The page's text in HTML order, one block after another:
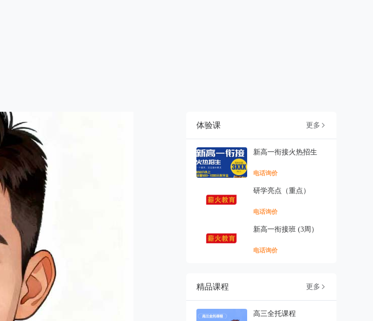
体验课 更多 
新高一衔接火热招生
电话询价
研学亮点（重点）
电话询价
新高一衔接班 (3周）
电话询价
精品课程 更多 
高三全托课程